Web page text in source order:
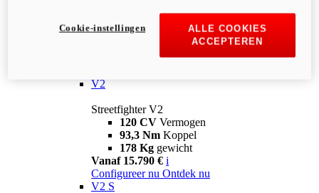
V2
Streetfighter V2
120 CV Vermogen
93,3 Nm Koppel
178 Kg gewicht
Vanaf 15.790 € i
Configureer nu Ontdek nu
V2 S
ALLE COOKIES
ACCEPTEREN
Cookie-instellingen